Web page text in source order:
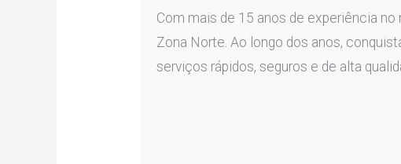
Com mais de 15 anos de experiência
Zona Norte. Ao longo dos anos,
serviços rápidos, seguros e de alta